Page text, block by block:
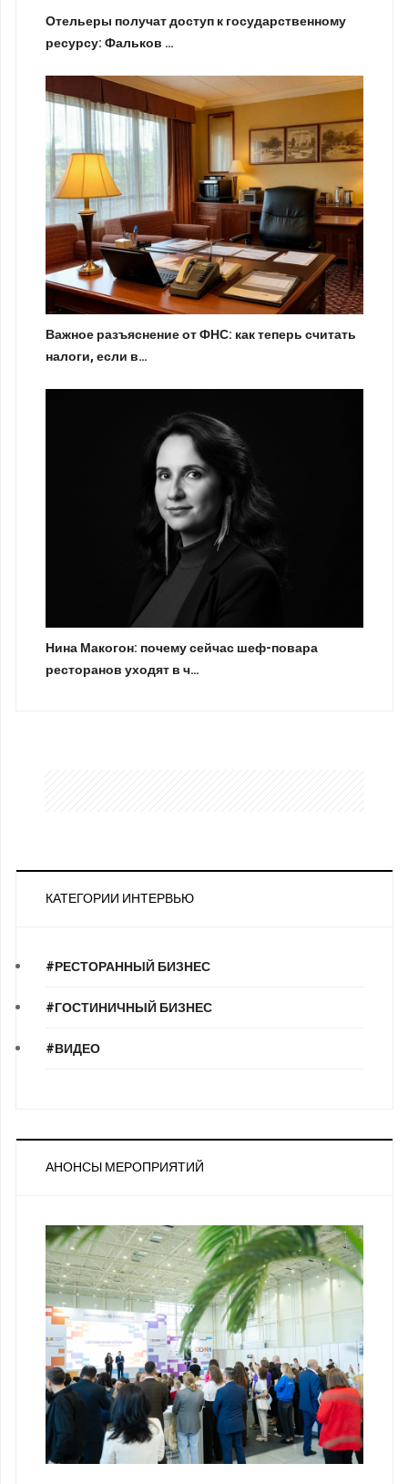
Отельеры получат доступ к государственному
ресурсу: Фальков …
Важное разъяснение от ФНС: как теперь считать
налоги, если в…
Нина Макогон: почему сейчас шеф-повара
ресторанов уходят в ч…
КАТЕГОРИИ ИНТЕРВЬЮ
#РЕСТОРАННЫЙ БИЗНЕС
#ГОСТИНИЧНЫЙ БИЗНЕС
#ВИДЕО
АНОНСЫ МЕРОПРИЯТИЙ